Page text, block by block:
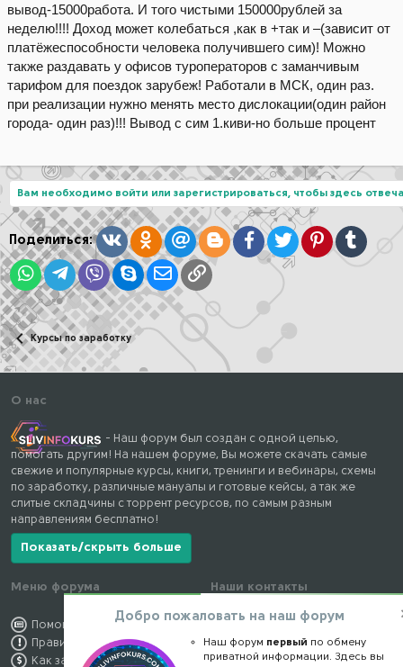
вывод-15000работа. И того чистыми 150000рублей за
неделю!!!! Доход может колебаться ,как в +так и –(зависит от
платёжеспособности человека получившего сим)! Можно
также раздавать у офисов туроператоров с заманчивым
тарифом для поездок зарубеж! Работали в МСК, один раз.
при реализации нужно менять место дислокации(один район
города- один раз)!!! Вывод с сим 1.киви-но больше процент
Вам необходимо войти или зарегистрироваться, чтобы здесь
Поделиться: ВконтактеОдноклассники
Mail.ruBloggerFacebook
TwitterPinterestTumblr
WhatsAppTelegram
ViberSkypeЭлектронная почта
Ссылка
Курсы по заработку
О нас
- Наш форум был создан с одной целью,
помогать другим! На нашем форуме, Вы можете скачать самые
свежие и популярные курсы, книги, тренинги и вебинары, схемы
по заработку, различные мануалы и готовые кейсы, а так же
слитые складчины с торрент ресурсов, по самым разным
направлениям бесплатно!
Показать/скрыть больше
Меню форума
Помощь по форуму
Правила форума
Как заработать
Наши контакты
kursstore@mail.ru
Обратная связь
Конфиденциальность
Добро пожаловать на наш форум
Наш форум первый по обмену
приватной информации. Здесь вы